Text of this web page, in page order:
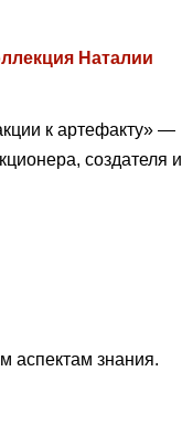
Наталии
к артефакту» —
создателя и
аспектам знания.